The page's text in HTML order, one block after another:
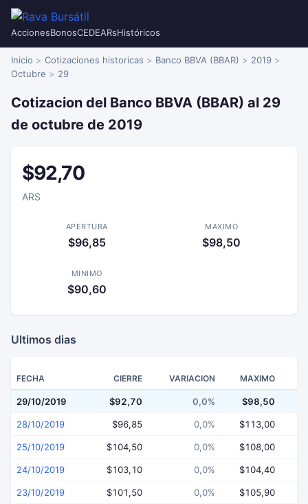
AccionesBonosCEDEARsHistóricos
Inicio Cotizaciones historicas Banco BBVA (BBAR)
2019
Octubre
29
Cotizacion del Banco BBVA (BBAR) al 29
de octubre de 2019
$92,70
ARS
APERTURA
$96,85
MAXIMO
$98,50
MINIMO
$90,60
Ultimos dias
FECHA CIERRE VARIACION MAXIMO
29/10/2019 $92,70 0,0% $98,50
28/10/2019 $96,85 0,0% $113,00
25/10/2019 $104,50 0,0% $108,00
24/10/2019 $103,10 0,0% $104,40
23/10/2019 $101,50 0,0% $105,90